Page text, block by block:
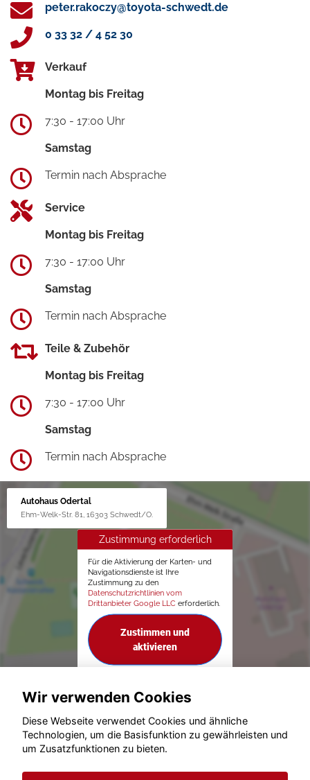
peter.rakoczy@toyota-schwedt.de
0 33 32 / 4 52 30
Verkauf
Montag bis Freitag
7:30 - 17:00 Uhr
Samstag
Termin nach Absprache
Service
Montag bis Freitag
7:30 - 17:00 Uhr
Samstag
Termin nach Absprache
Teile & Zubehör
Montag bis Freitag
7:30 - 17:00 Uhr
Samstag
Termin nach Absprache
Autohaus Odertal
Ehm-Welk-Str. 81, 16303 Schwedt/O.
Zustimmung erforderlich
Für die Aktivierung der Karten- und
Navigationsdienste ist Ihre
Zustimmung zu den
Datenschutzrichtlinien vom
Drittanbieter Google LLC erforderlich.
Zustimmen und
aktivieren
© konjunkturmotor.de GmbH 2020 - 2026
Wir verwenden Cookies
Diese Webseite verwendet Cookies und ähnliche
Technologien, um die Basisfunktion zu gewährleisten und
um Zusatzfunktionen zu bieten.